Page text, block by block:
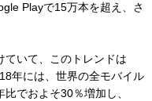
Playで15万本を超え、さ
ていて、このトレンドは
年には、世界の全モバイル
でおよそ30％増加し、